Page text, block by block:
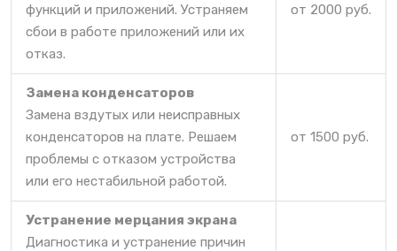
функций и приложений. Устраняем
сбои в работе приложений или их
отказ.
от 2000 руб.
Замена конденсаторов
Замена вздутых или неисправных
конденсаторов на плате. Решаем
проблемы с отказом устройства
или его нестабильной работой.
от 1500 руб.
Устранение мерцания экрана
Диагностика и устранение причин